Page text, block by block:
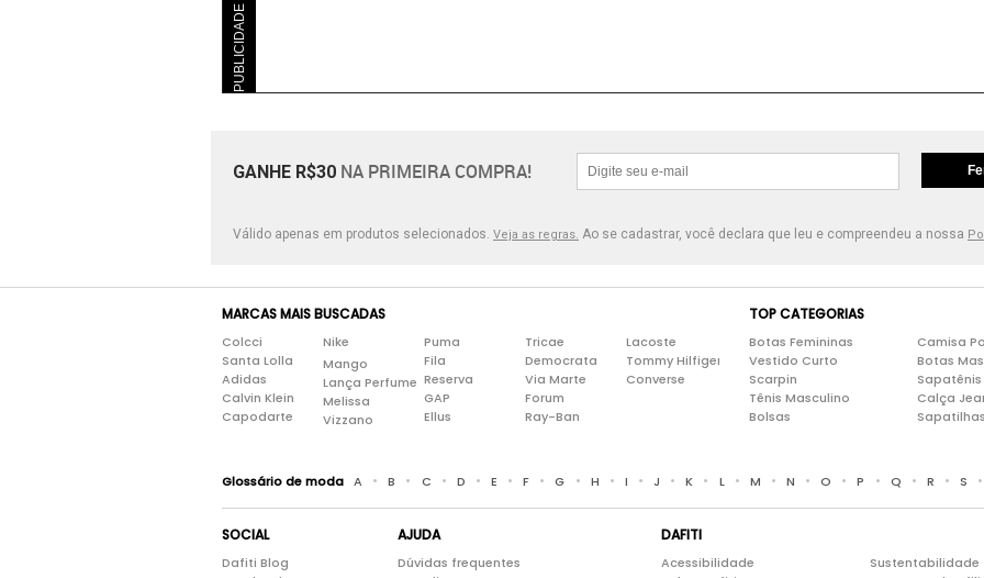
PUBLICIDADE
GANHE R$30 NA PRIMEIRA COMPRA!
Válido apenas em produtos selecionados. Veja as regras. Ao se cadastrar, você declara que leu e compreendeu a nossa
MARCAS MAIS BUSCADAS
Colcci
Santa Lolla
Adidas
Calvin Klein
Capodarte
Nike
Mango
Lança Perfume
Melissa
Vizzano
Puma
Fila
Reserva
GAP
Ellus
Tricae
Democrata
Via Marte
Forum
Ray-Ban
Lacoste
Tommy Hilfiger
Converse
TOP CATEGORIAS
Botas Femininas
Vestido Curto
Scarpin
Tênis Masculino
Bolsas
Camisa
Botas
Sapatênis
Calça
Sapatilhas
Glossário de moda A • B • C • D • E • F • G • H • I • J • K • L • M • N • O • P • Q • R • S •
SOCIAL
Dafiti Blog
AJUDA
Dúvidas frequentes
DAFITI
Acessibilidade
Sustentabilidade